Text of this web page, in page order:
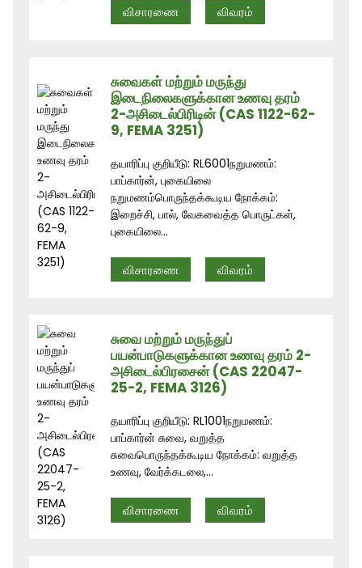
விசாரணை விவரம்
சுவைகள் மற்றும் மருந்து
இடைநிலைகளுக்கான உணவு தரம்
2-அசிடைல்பிரிடின் (CAS 1122-62-
9, FEMA 3251)
தயாரிப்பு குறியீடு: RL6001நறுமணம்:
பாப்கார்ன், புகையிலை
நறுமணம்பொருந்தக்கூடிய நோக்கம்:
இறைச்சி, பால், வேகவைத்த பொருட்கள்,
புகையிலை...
விசாரணை விவரம்
சுவை மற்றும் மருந்துப்
பயன்பாடுகளுக்கான உணவு தரம் 2-
அசிடைல்பிரசைன் (CAS 22047-
25-2, FEMA 3126)
தயாரிப்பு குறியீடு: RL1001நறுமணம்:
பாப்கார்ன் சுவை, வறுத்த
சுவைபொருந்தக்கூடிய நோக்கம்: வறுத்த
உணவு, வேர்க்கடலை,...
விசாரணை விவரம்